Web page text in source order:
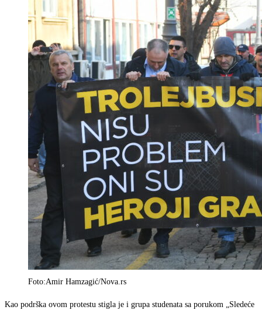
Foto:Amir Hamzagić/Nova.rs
Kao podrška ovom protestu stigla je i grupa studenata sa porukom „Sledeće